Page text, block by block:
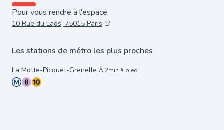
Pour vous rendre à l'espace
10 Rue du Laos, 75015 Paris
Les stations de métro les plus proches
La Motte-Picquet-Grenelle À 2min à pied